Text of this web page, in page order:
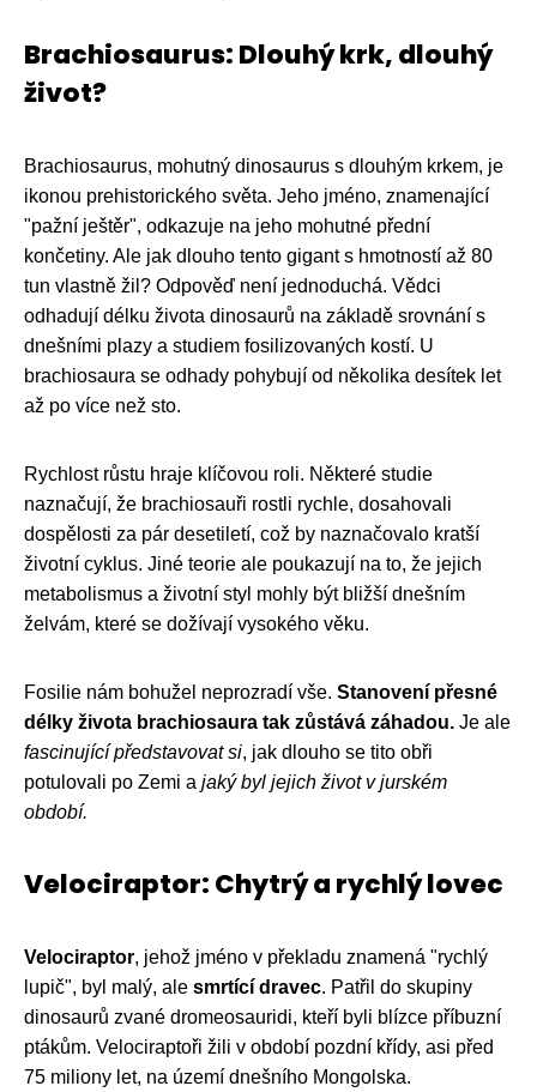
Brachiosaurus: Dlouhý krk, dlouhý
život?
Brachiosaurus, mohutný dinosaurus s dlouhým krkem, je
ikonou prehistorického světa. Jeho jméno, znamenající
"pažní ještěr", odkazuje na jeho mohutné přední
končetiny. Ale jak dlouho tento gigant s hmotností až 80
tun vlastně žil? Odpověď není jednoduchá. Vědci
odhadují délku života dinosaurů na základě srovnání s
dnešními plazy a studiem fosilizovaných kostí. U
brachiosaura se odhady pohybují od několika desítek let
až po více než sto.
Rychlost růstu hraje klíčovou roli. Některé studie
naznačují, že brachiosauři rostli rychle, dosahovali
dospělosti za pár desetiletí, což by naznačovalo kratší
životní cyklus. Jiné teorie ale poukazují na to, že jejich
metabolismus a životní styl mohly být bližší dnešním
želvám, které se dožívají vysokého věku.
Fosilie nám bohužel neprozradí vše. Stanovení přesné
délky života brachiosaura tak zůstává záhadou. Je ale
fascinující představovat si, jak dlouho se tito obři
potulovali po Zemi a jaký byl jejich život v jurském
období.
Velociraptor: Chytrý a rychlý lovec
Velociraptor, jehož jméno v překladu znamená "rychlý
lupič", byl malý, ale smrtící dravec. Patřil do skupiny
dinosaurů zvané dromeosauridi, kteří byli blízce příbuzní
ptákům. Velociraptoři žili v období pozdní křídy, asi před
75 miliony let, na území dnešního Mongolska.